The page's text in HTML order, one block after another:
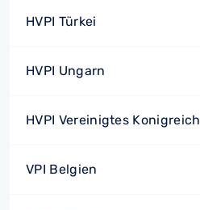
HVPI Türkei
HVPI Ungarn
HVPI Vereinigtes Konigreich
VPI Belgien